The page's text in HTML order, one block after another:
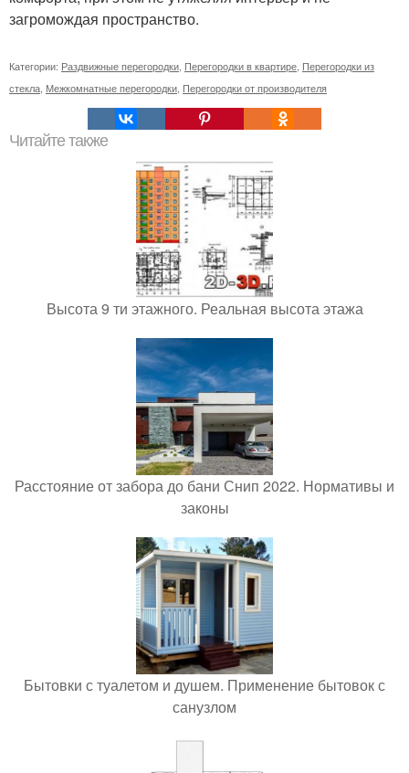
загромождая пространство.
Категории: Раздвижные перегородки Перегородки в квартире Перегородки из
стекла Межкомнатные перегородки Перегородки от производителя
Читайте также
Высота 9 ти этажного. Реальная высота этажа
Расстояние от забора до бани Снип 2022. Нормативы и
законы
Бытовки с туалетом и душем. Применение бытовок с
санузлом